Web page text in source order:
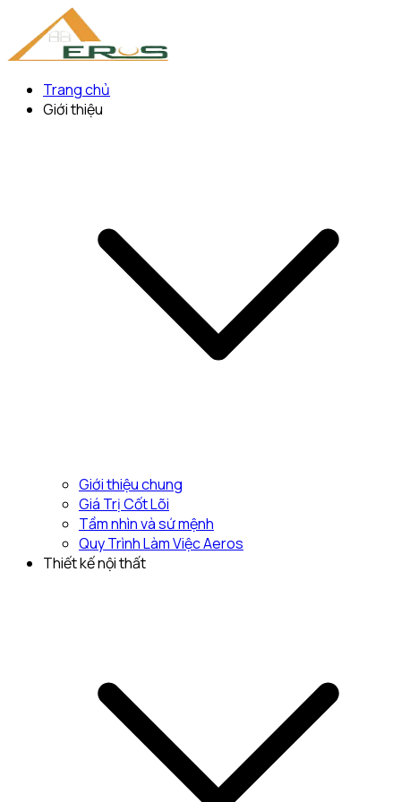
Trang chủ
Giới thiệu
Giới thiệu chung
Giá Trị Cốt Lõi
Tầm nhìn và sứ mệnh
Quy Trình Làm Việc Aeros
Thiết kế nội thất